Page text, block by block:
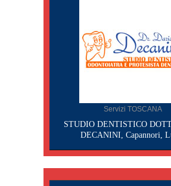
Servizi TOSCANA
STUDIO DENTISTICO
DECANINI, Capannori,